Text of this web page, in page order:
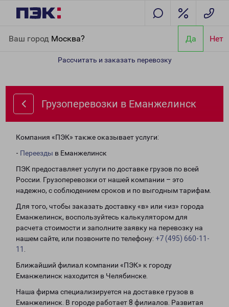
Ваш город Москва? Да Нет
Рассчитать и заказать перевозку
Грузоперевозки в Еманжелинск
Компания «ПЭК» также оказывает услуги:
- Переезды в Еманжелинск
ПЭК предоставляет услуги по доставке грузов по всей
России. Грузоперевозки от нашей компании – это
надежно, с соблюдением сроков и по выгодным тарифам.
Для того, чтобы заказать доставку «в» или «из» города
Еманжелинск, воспользуйтесь калькулятором для
расчета стоимости и заполните заявку на перевозку на
нашем сайте, или позвоните по телефону: +7 (495) 660-11-
11
Ближайший филиал компании «ПЭК» к городу
Еманжелинск находится в Челябинске.
Наша фирма специализируется на доставке грузов в
Еманжелинск. В городе работает 8 филиалов. Развитая